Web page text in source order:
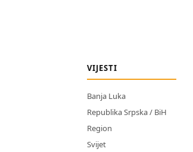
VIJESTI
Banja Luka
Republika Srpska / BiH
Region
Svijet